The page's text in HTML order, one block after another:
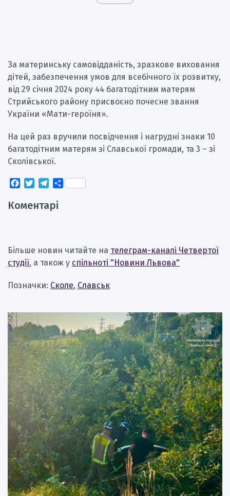
За материнську самовідданість, зразкове виховання
дітей, забезпечення умов для всебічного їх розвитку,
від 29 січня 2024 року 44 багатодітним матерям
Стрийського району присвоєно почесне звання
України «Мати-героїня».
На цей раз вручили посвідчення і нагрудні знаки 10
багатодітним матерям зі Славської громади, та 3 – зі
Сколівської.
Facebook
TwitterTelegram
Поділитися
Коментарі
Більше новин читайте на телеграм-каналі Четвертої
студії, а також у спільноті "Новини Львова"
Позначки: Сколе, Славськ